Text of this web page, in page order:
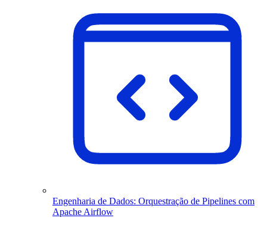
Engenharia de Dados: Orquestração de Pipelines com
Apache Airflow